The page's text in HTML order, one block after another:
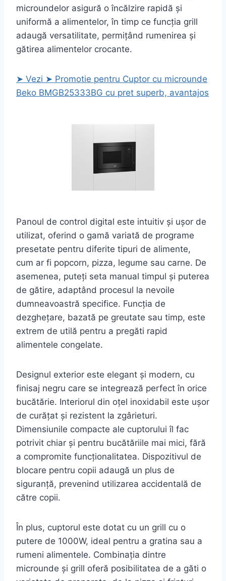
microundelor asigură o încălzire rapidă și
uniformă a alimentelor, în timp ce funcția grill
adaugă versatilitate, permițând rumenirea și
gătirea alimentelor crocante.
➤ Vezi ➤ Promotie pentru Cuptor cu microunde
Beko BMGB25333BG cu pret superb, avantajos
Panoul de control digital este intuitiv și ușor de
utilizat, oferind o gamă variată de programe
presetate pentru diferite tipuri de alimente,
cum ar fi popcorn, pizza, legume sau carne. De
asemenea, puteți seta manual timpul și puterea
de gătire, adaptând procesul la nevoile
dumneavoastră specifice. Funcția de
dezghețare, bazată pe greutate sau timp, este
extrem de utilă pentru a pregăti rapid
alimentele congelate.
Designul exterior este elegant și modern, cu
finisaj negru care se integrează perfect în orice
bucătărie. Interiorul din oțel inoxidabil este ușor
de curățat și rezistent la zgârieturi.
Dimensiunile compacte ale cuptorului îl fac
potrivit chiar și pentru bucătăriile mai mici, fără
a compromite funcționalitatea. Dispozitivul de
blocare pentru copii adaugă un plus de
siguranță, prevenind utilizarea accidentală de
către copii.
În plus, cuptorul este dotat cu un grill cu o
putere de 1000W, ideal pentru a gratina sau a
rumeni alimentele. Combinația dintre
microunde și grill oferă posibilitatea de a găti o